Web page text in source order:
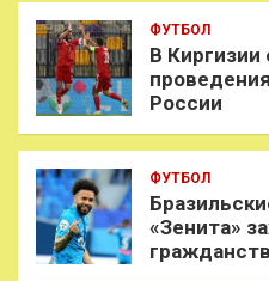
ФУТБОЛ
В Киргизии
России
ФУТБОЛ
«Зенита»